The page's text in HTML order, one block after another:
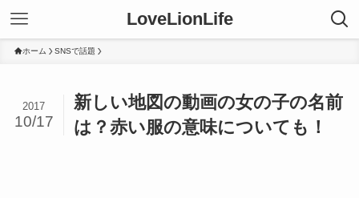
LoveLionLife
ホーム SNSで話題
新しい地図の動画の女の子の名前
は？赤い服の意味についても！
2017
10/17